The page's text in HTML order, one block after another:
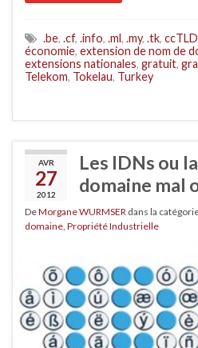
.be, .cf, .info, .ml, .my, .tk, ccTLD
économie, extension de nom de
extensions nationales, gratuit,
Telekom, Tokelau, Turkey
AVR
27
2012
Les IDNs ou
domaine mal
DeMorgane WURMSER dans la
domaine Propriété Industrielle